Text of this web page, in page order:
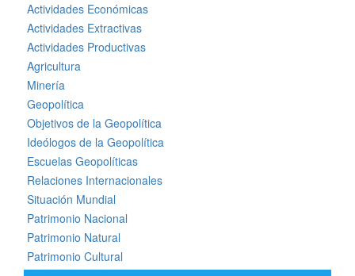
Actividades Económicas
Actividades Extractivas
Actividades Productivas
Agricultura
Minería
Geopolítica
Objetivos de la Geopolítica
Ideólogos de la Geopolítica
Escuelas Geopolíticas
Relaciones Internacionales
Situación Mundial
Patrimonio Nacional
Patrimonio Natural
Patrimonio Cultural